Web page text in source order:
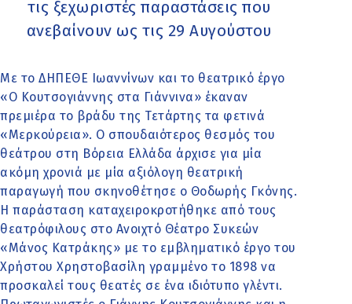
τις ξεχωριστές παραστάσεις που
ανεβαίνουν ως τις 29 Αυγούστου
Με το ΔΗΠΕΘΕ Ιωαννίνων και το θεατρικό έργο
«Ο Κουτσογιάννης στα Γιάννινα» έκαναν
πρεμιέρα το βράδυ της Τετάρτης τα φετινά
«Μερκούρεια». Ο σπουδαιότερος θεσμός του
θεάτρου στη Βόρεια Ελλάδα άρχισε για μία
ακόμη χρονιά με μία αξιόλογη θεατρική
παραγωγή που σκηνοθέτησε ο Θοδωρής Γκόνης.
Η παράσταση καταχειροκροτήθηκε από τους
θεατρόφιλους στο Ανοιχτό Θέατρο Συκεών
«Μάνος Κατράκης» με το εμβληματικό έργο του
Χρήστου Χρηστοβασίλη γραμμένο το 1898 να
προσκαλεί τους θεατές σε ένα ιδιότυπο γλέντι.